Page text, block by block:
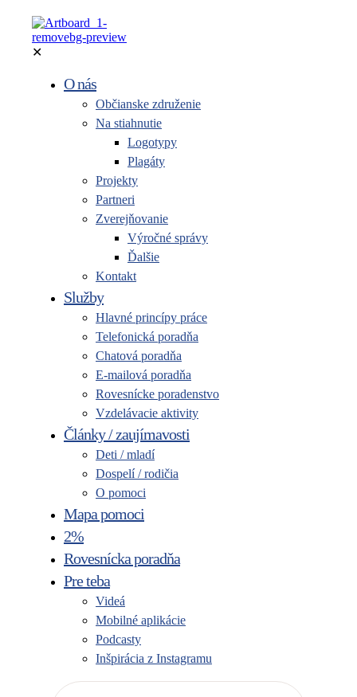
✕
O nás
Občianske združenie
Na stiahnutie
Logotypy
Plagáty
Projekty
Partneri
Zverejňovanie
Výročné správy
Ďalšie
Kontakt
Služby
Hlavné princípy práce
Telefonická poradňa
Chatová poradňa
E-mailová poradňa
Rovesnícke poradenstvo
Vzdelávacie aktivity
Články / zaujímavosti
Deti / mladí
Dospelí / rodičia
O pomoci
Mapa pomoci
2%
Rovesnícka poradňa
Pre teba
Videá
Mobilné aplikácie
Podcasty
Inšpirácia z Instagramu